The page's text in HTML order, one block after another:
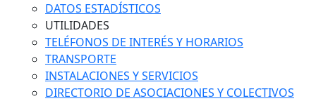
DATOS ESTADÍSTICOS
UTILIDADES
TELÉFONOS DE INTERÉS Y HORARIOS
TRANSPORTE
INSTALACIONES Y SERVICIOS
DIRECTORIO DE ASOCIACIONES Y COLECTIVOS